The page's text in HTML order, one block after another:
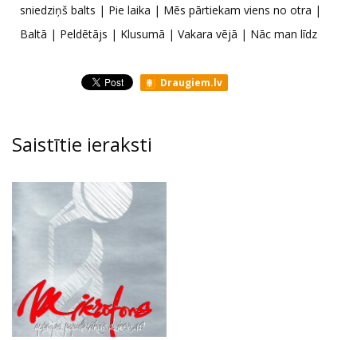
sniedziņš balts | Pie laika | Mēs pārtiekam viens no otra |
Baltā | Peldētājs | Klusumā | Vakara vējā | Nāc man līdz
Draugiem.lv
Saistītie ieraksti